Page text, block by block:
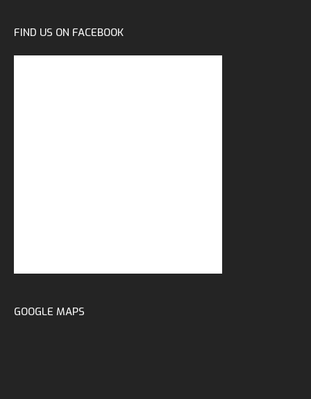
FIND US ON FACEBOOK
GOOGLE MAPS